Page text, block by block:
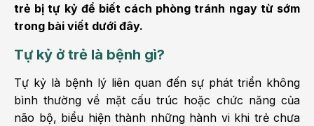
trẻ bị tự kỷ để biết cách phòng tránh ngay từ sớm
trong bài viết dưới đây.
Tự kỷ ở trẻ là bệnh gì?
Tự kỷ là bệnh lý liên quan đến sự phát triển không
bình thường về mặt cấu trúc hoặc chức năng của
não bộ, biểu hiện thành những hành vi khi trẻ chưa